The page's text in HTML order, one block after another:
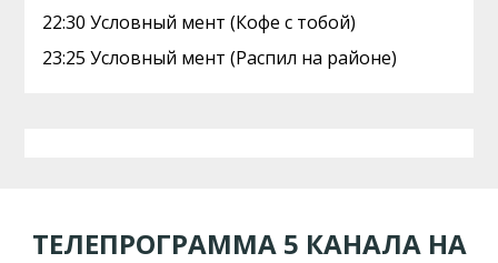
22:30 Условный мент (Кофе с тобой)
23:25 Условный мент (Распил на районе)
ТЕЛЕПРОГРАММА 5 КАНАЛА НА